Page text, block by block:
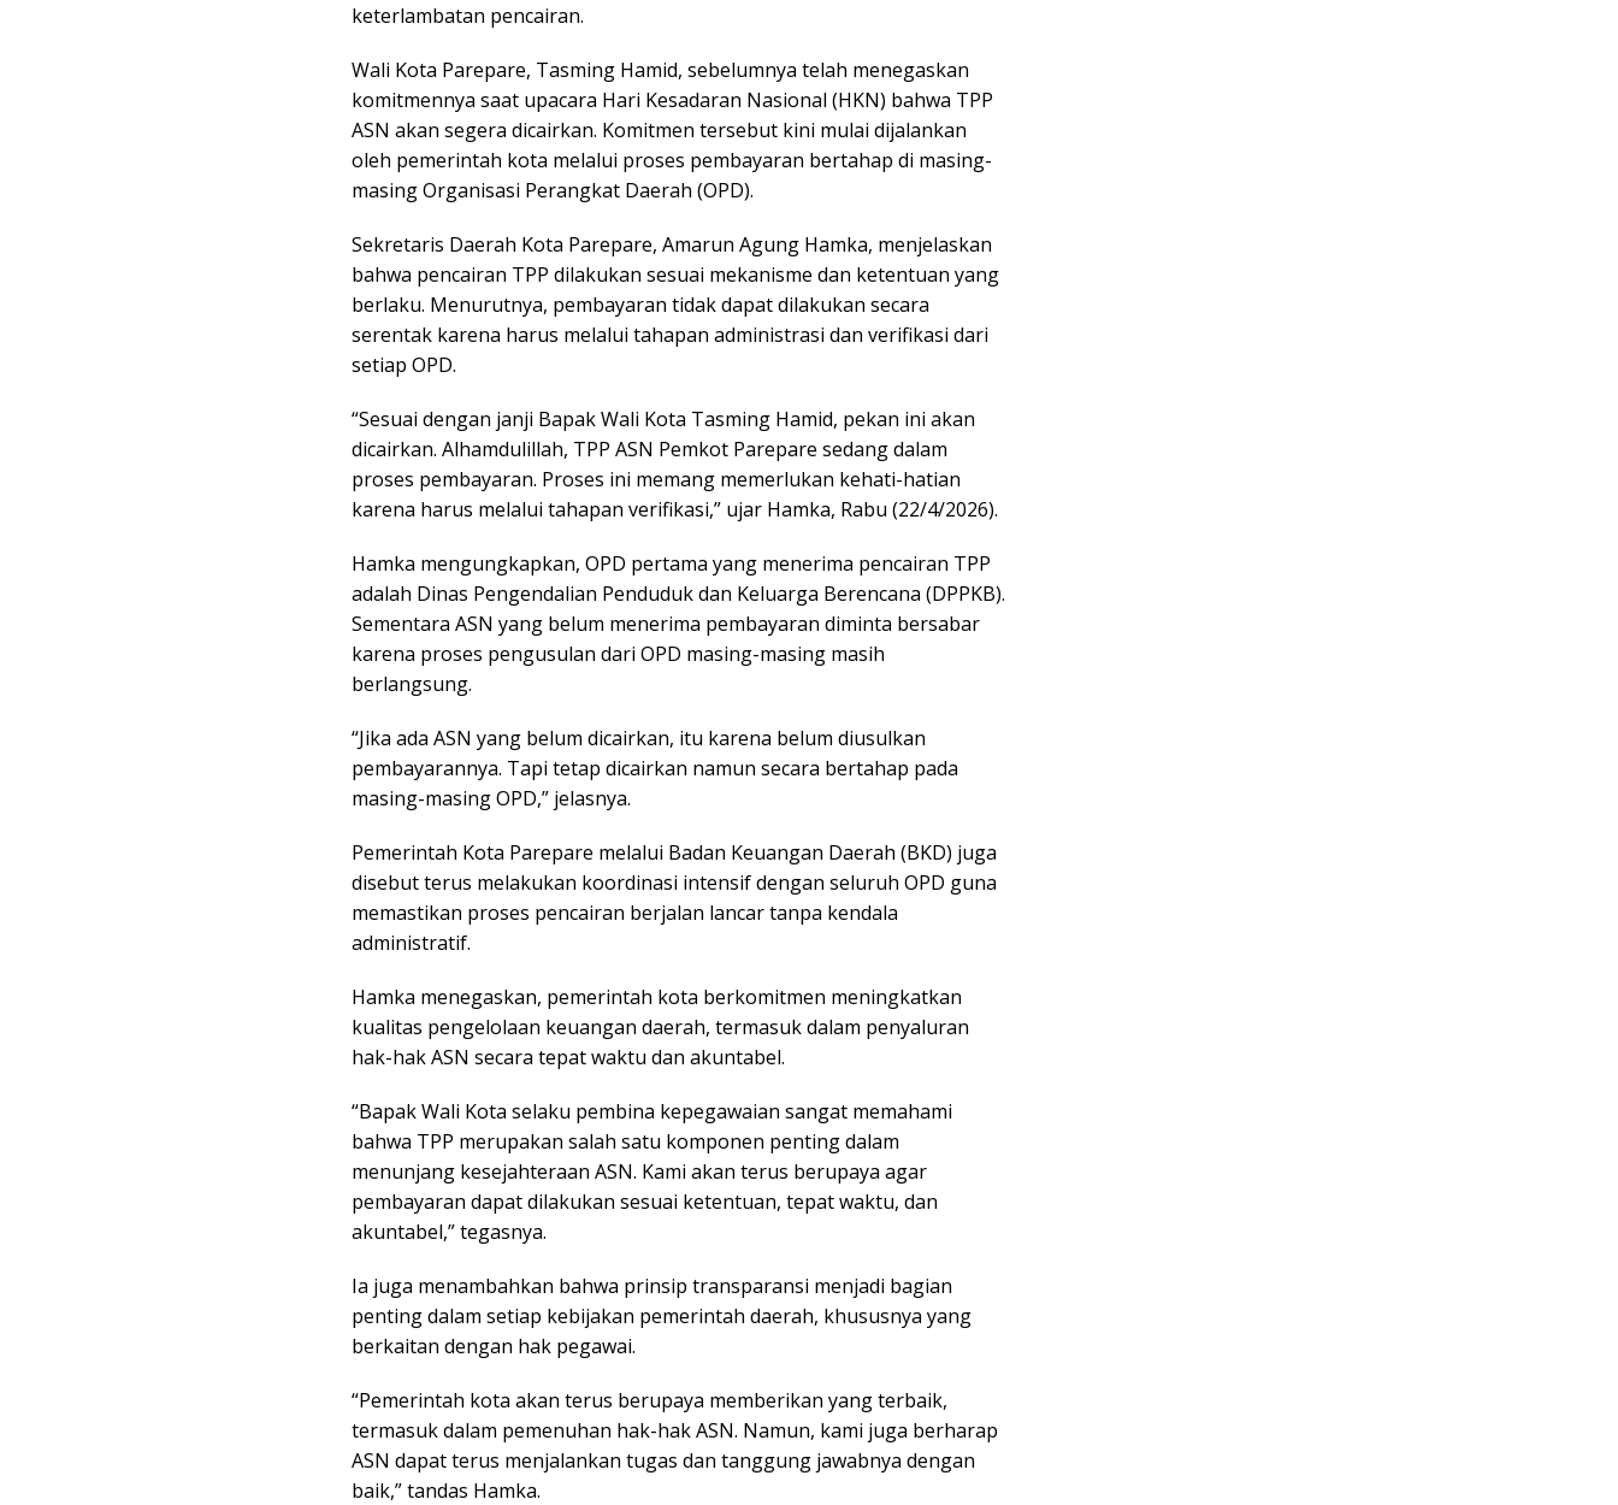
keterlambatan pencairan.
Wali Kota Parepare, Tasming Hamid, sebelumnya telah menegaskan
komitmennya saat upacara Hari Kesadaran Nasional (HKN) bahwa TPP
ASN akan segera dicairkan. Komitmen tersebut kini mulai dijalankan
oleh pemerintah kota melalui proses pembayaran bertahap di masing-
masing Organisasi Perangkat Daerah (OPD).
Sekretaris Daerah Kota Parepare, Amarun Agung Hamka, menjelaskan
bahwa pencairan TPP dilakukan sesuai mekanisme dan ketentuan yang
berlaku. Menurutnya, pembayaran tidak dapat dilakukan secara
serentak karena harus melalui tahapan administrasi dan verifikasi dari
setiap OPD.
“Sesuai dengan janji Bapak Wali Kota Tasming Hamid, pekan ini akan
dicairkan. Alhamdulillah, TPP ASN Pemkot Parepare sedang dalam
proses pembayaran. Proses ini memang memerlukan kehati-hatian
karena harus melalui tahapan verifikasi,” ujar Hamka, Rabu (22/4/2026).
Hamka mengungkapkan, OPD pertama yang menerima pencairan TPP
adalah Dinas Pengendalian Penduduk dan Keluarga Berencana (DPPKB).
Sementara ASN yang belum menerima pembayaran diminta bersabar
karena proses pengusulan dari OPD masing-masing masih
berlangsung.
“Jika ada ASN yang belum dicairkan, itu karena belum diusulkan
pembayarannya. Tapi tetap dicairkan namun secara bertahap pada
masing-masing OPD,” jelasnya.
Pemerintah Kota Parepare melalui Badan Keuangan Daerah (BKD) juga
disebut terus melakukan koordinasi intensif dengan seluruh OPD guna
memastikan proses pencairan berjalan lancar tanpa kendala
administratif.
Hamka menegaskan, pemerintah kota berkomitmen meningkatkan
kualitas pengelolaan keuangan daerah, termasuk dalam penyaluran
hak-hak ASN secara tepat waktu dan akuntabel.
“Bapak Wali Kota selaku pembina kepegawaian sangat memahami
bahwa TPP merupakan salah satu komponen penting dalam
menunjang kesejahteraan ASN. Kami akan terus berupaya agar
pembayaran dapat dilakukan sesuai ketentuan, tepat waktu, dan
akuntabel,” tegasnya.
Ia juga menambahkan bahwa prinsip transparansi menjadi bagian
penting dalam setiap kebijakan pemerintah daerah, khususnya yang
berkaitan dengan hak pegawai.
“Pemerintah kota akan terus berupaya memberikan yang terbaik,
termasuk dalam pemenuhan hak-hak ASN. Namun, kami juga berharap
ASN dapat terus menjalankan tugas dan tanggung jawabnya dengan
baik,” tandas Hamka.